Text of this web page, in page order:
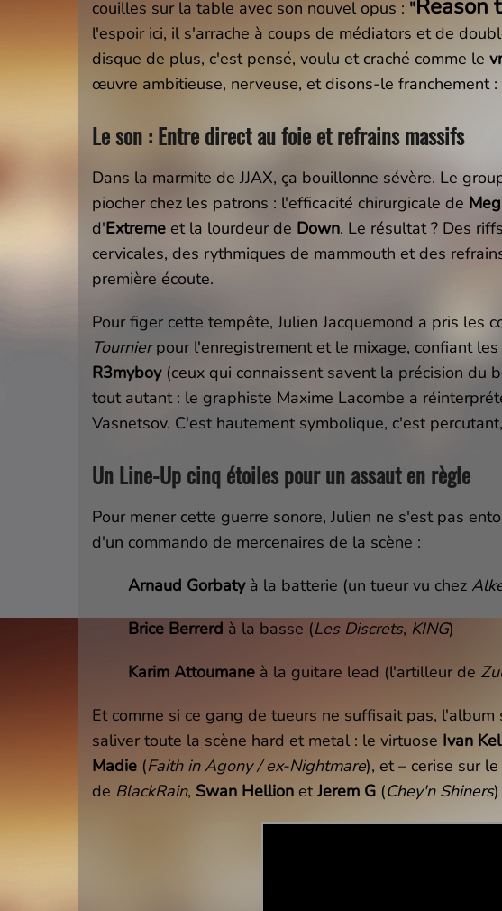
couilles sur la table avec son nouvel opus : "Reason
l'espoir ici, il s'arrache à coups de médiators et de
disque de plus, c'est pensé, voulu et craché comme le
œuvre ambitieuse, nerveuse, et disons-le franchement
Le son : Entre direct au foie et refrains massifs
Dans la marmite de JJAX, ça bouillonne sévère. Le
piocher chez les patrons : l'efficacité chirurgicale de
d'Extreme et la lourdeur de Down. Le résultat ? Des
cervicales, des rythmiques de mammouth et des
première écoute.
Pour figer cette tempête, Julien Jacquemond a pris les
Tournierpour l'enregistrement et le mixage, confiant
R3myboy(ceux qui connaissent savent la précision du
tout autant : le graphiste Maxime Lacombe a
Vasnetsov. C'est hautement symbolique, c'est
Un Line-Up cinq étoiles pour un assaut en règle
Pour mener cette guerre sonore, Julien ne s'est pas
d'un commando de mercenaires de la scène :
Arnaud Gorbatyà la batterie (un tueur vu chez
Brice Berrerd à la basse (Les Discrets, KING)
Karim Attoumane à la guitare lead (l'artilleur de
Et comme si ce gang de tueurs ne suffisait pas,
saliver toute la scène hard et metal : le virtuose Ivan
Madie (Faith in Agony / ex-Nightmare), et – cerise sur
de BlackRain, Swan Hellion etJerem G (Chey'n Shiners